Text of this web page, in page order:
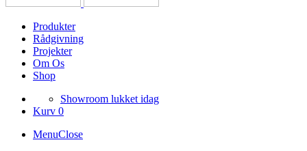
Produkter
Rådgivning
Projekter
Om Os
Shop
Showroom lukket idag
Kurv 0
MenuClose